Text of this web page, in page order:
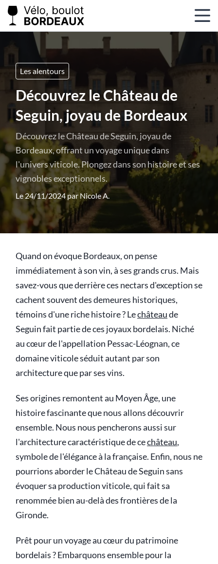
Les alentours
Découvrez le Château de
Seguin, joyau de Bordeaux
Découvrez le Château de Seguin, joyau de
Bordeaux, offrant un voyage unique dans
l'univers viticole. Plongez dans son histoire et ses
vignobles exceptionnels.
Le 24/11/2024 par Nicole A.
Quand on évoque Bordeaux, on pense
immédiatement à son vin, à ses grands crus. Mais
savez-vous que derrière ces nectars d'exception se
cachent souvent des demeures historiques,
témoins d'une riche histoire ? Lechâteaude
Seguin fait partie de ces joyaux bordelais. Niché
au cœur de l'appellation Pessac-Léognan, ce
domaine viticole séduit autant par son
architecture que par ses vins.
Ses origines remontent au Moyen Âge, une
histoire fascinante que nous allons découvrir
ensemble. Nous nous pencherons aussi sur
l'architecture caractéristique de cechâteau,
symbole de l'élégance à la française. Enfin, nous ne
pourrions aborder le Château de Seguin sans
évoquer sa production viticole, qui fait sa
renommée bien au-delà des frontières de la
Gironde.
Prêt pour un voyage au cœur du patrimoine
bordelais ? Embarquons ensemble pour la